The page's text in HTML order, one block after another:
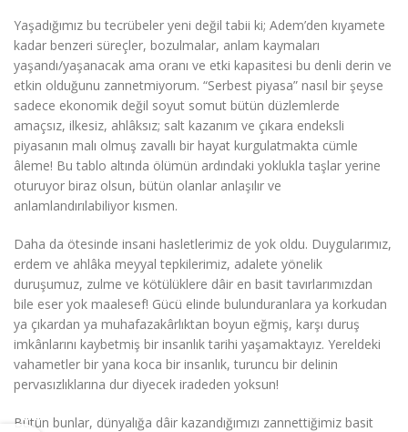
Yaşadığımız bu tecrübeler yeni değil tabii ki; Adem’den kıyamete
kadar benzeri süreçler, bozulmalar, anlam kaymaları
yaşandı/yaşanacak ama oranı ve etki kapasitesi bu denli derin ve
etkin olduğunu zannetmiyorum. “Serbest piyasa” nasıl bir şeyse
sadece ekonomik değil soyut somut bütün düzlemlerde
amaçsız, ilkesiz, ahlâksız; salt kazanım ve çıkara endeksli
piyasanın malı olmuş zavallı bir hayat kurgulatmakta cümle
âleme! Bu tablo altında ölümün ardındaki yoklukla taşlar yerine
oturuyor biraz olsun, bütün olanlar anlaşılır ve
anlamlandırılabiliyor kısmen.
Daha da ötesinde insani hasletlerimiz de yok oldu. Duygularımız,
erdem ve ahlâka meyyal tepkilerimiz, adalete yönelik
duruşumuz, zulme ve kötülüklere dâir en basit tavırlarımızdan
bile eser yok maalesef! Gücü elinde bulunduranlara ya korkudan
ya çıkardan ya muhafazakârlıktan boyun eğmiş, karşı duruş
imkânlarını kaybetmiş bir insanlık tarihi yaşamaktayız. Yereldeki
vahametler bir yana koca bir insanlık, turuncu bir delinin
pervasızlıklarına dur diyecek iradeden yoksun!
Bütün bunlar, dünyalığa dâir kazandığımızı zannettiğimiz basit